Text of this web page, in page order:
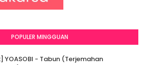
POPULER MINGGUAN
YOASOBI - Tabun (Terjemahan